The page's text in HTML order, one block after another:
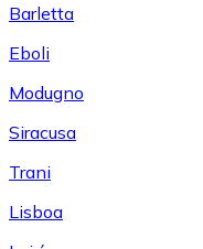
Barletta
Eboli
Modugno
Siracusa
Trani
Lisboa